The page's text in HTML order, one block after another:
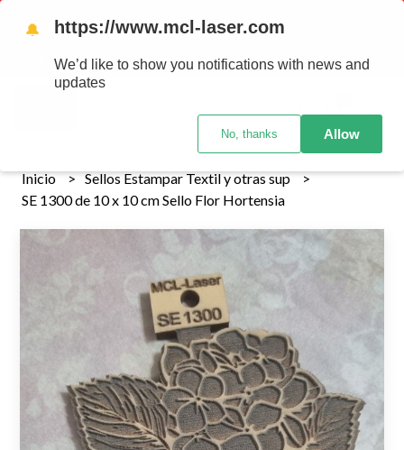
Tenemos envios a todo el pais!........ Los envios Por MENOR se
realizan 48 hs habiles porteriores al pago , los pedidos por
MAYOR se envian 7 dias posteriores al pago del pedido
Inicio
Sellos Estampar Textil y otras sup
SE 1300 de 10 x 10 cm Sello Flor Hortensia
🔔 https://www.mcl-laser.com
We’d like to show you notifications with news and
updates
No, thanks Allow